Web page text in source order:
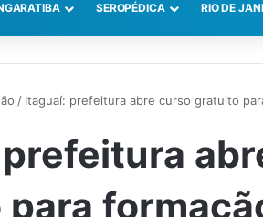
SEROPÉDICA RIO DE
/ Itaguaí: prefeitura abre curso gratuito